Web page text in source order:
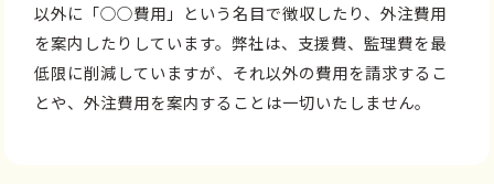
以外に「○○費用」という名目で徴収したり、外注費用
を案内したりしています。弊社は、支援費、監理費を最
低限に削減していますが、それ以外の費用を請求するこ
とや、外注費用を案内することは一切いたしません。